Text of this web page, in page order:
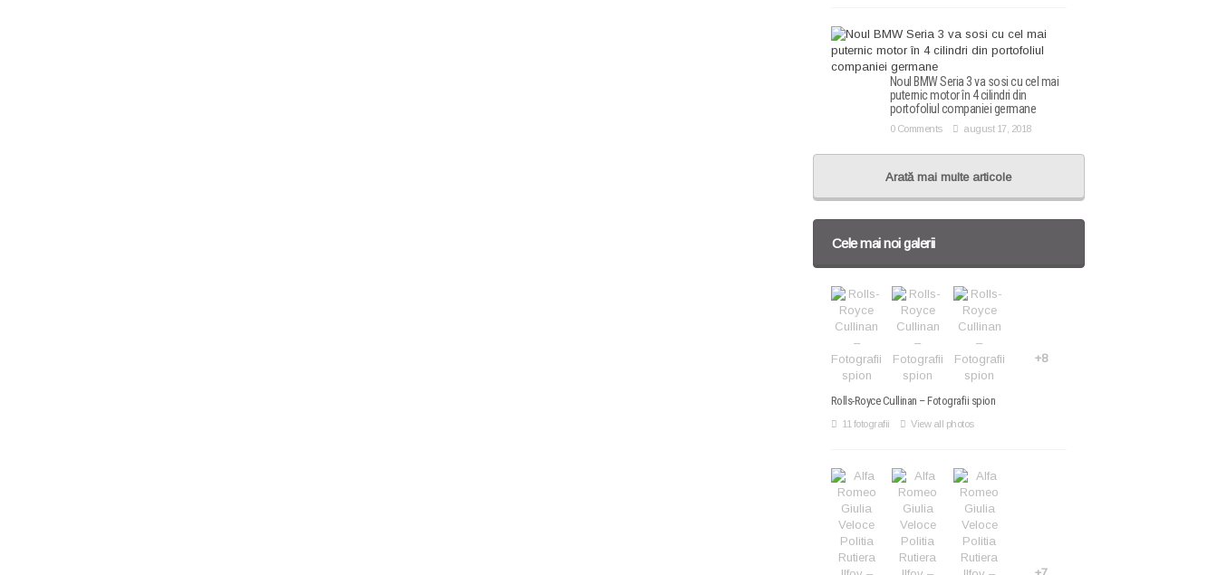
Noul BMW Seria 3 va sosi cu cel mai
puternic motor în 4 cilindri din
portofoliul companiei germane
0 Comments august 17, 2018
Arată mai multe articole
Cele mai noi galerii
+8
Rolls-Royce Cullinan – Fotografii spion
11 fotografii View all photos